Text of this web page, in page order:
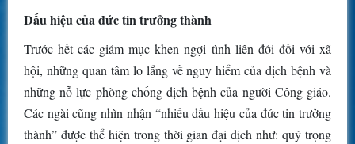
Dấu hiệu của đức tin trưởng thành
Trước hết các giám mục khen ngợi tình liên đới đối với xã
hội, những quan tâm lo lắng về nguy hiểm của dịch bệnh và
những nỗ lực phòng chống dịch bệnh của người Công giáo.
Các ngài cũng nhìn nhận “nhiều dấu hiệu của đức tin trưởng
thành” được thể hiện trong thời gian đại dịch như: quý trọng